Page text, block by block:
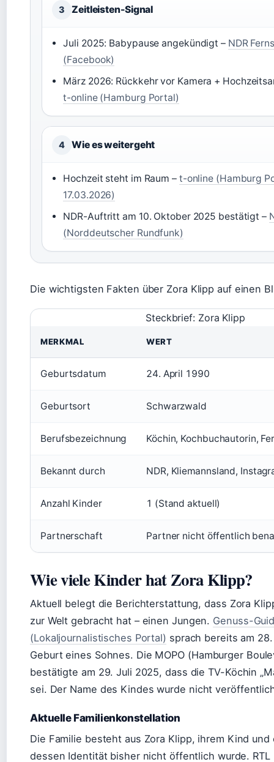
3 Zeitleisten-Signal
Juli 2025: Babypause angekündigt – NDR
(Facebook)
März 2026: Rückkehr vor Kamera +
t-online (Hamburg Portal)
4 Wie es weitergeht
Hochzeit steht im Raum – t-online (Hamburg
17.03.2026)
NDR-Auftritt am 10. Oktober 2025 bestätigt –
(Norddeutscher Rundfunk)
Die wichtigsten Fakten über Zora Klipp auf einen
Steckbrief: Zora Klipp
MERKMAL WERT
Geburtsdatum 24. April 1990
Geburtsort Schwarzwald
Berufsbezeichnung Köchin, Kochbuchautorin,
Bekannt durch NDR, Kliemannsland,
Anzahl Kinder 1 (Stand aktuell)
Partnerschaft Partner nicht öffentlich
Wie viele Kinder hat Zora Klipp?
Aktuell belegt die Berichterstattung, dass Zora
zur Welt gebracht hat – einen Jungen. Genuss-
(Lokaljournalistisches Portal) sprach bereits am
Geburt eines Sohnes. Die MOPO (Hamburger
bestätigte am 29. Juli 2025, dass die TV-Köchin
sei. Der Name des Kindes wurde nicht
Aktuelle Familienkonstellation
Die Familie besteht aus Zora Klipp, ihrem Kind und
dessen Identität bisher nicht öffentlich wurde. RTL